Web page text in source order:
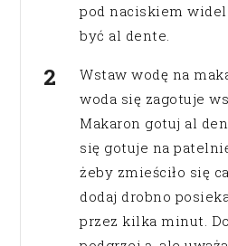
pod naciskiem
być al dente.
Wstaw wodę na
woda się zagotuje
Makaron gotuj al
się gotuje na
żeby zmieściło się
dodaj drobno
przez kilka minut.